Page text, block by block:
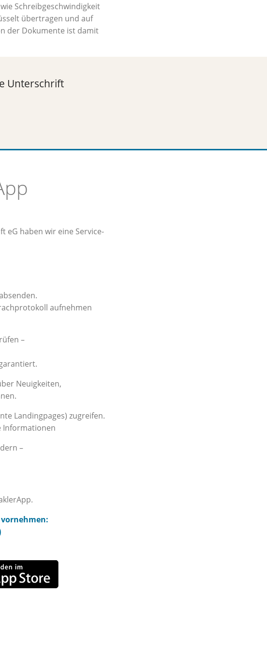
Schreibgeschwindigkeit
übertragen und auf
der Dokumente ist damit
Unterschrift
eG haben wir eine Service-
aufnehmen
–
Neuigkeiten,
Landingpages) zugreifen.
Informationen
–